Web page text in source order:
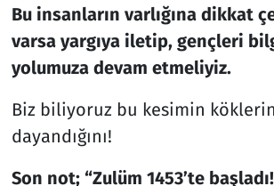
Bu insanların varlığına dikkat
varsa yargıya iletip, gençleri
yolumuza devam etmeliyiz.
Biz biliyoruz bu kesimin
dayandığını!
Son not; “Zulüm 1453’te